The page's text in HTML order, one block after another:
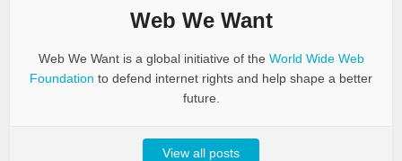
Web We Want
Web We Want is a global initiative of the World Wide Web
Foundation to defend internet rights and help shape a better
future.
View all posts